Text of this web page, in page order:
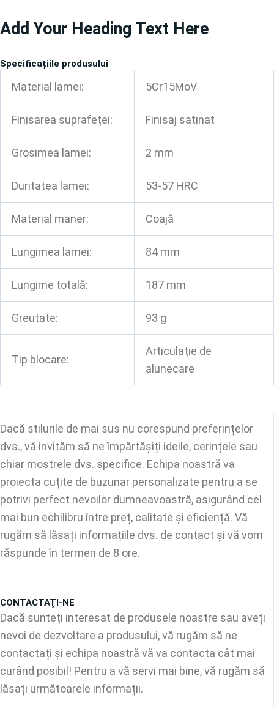
la
Add Your Heading Text Here
Specificațiile produsului
Material lamei: 5Cr15MoV
Finisarea suprafeței: Finisaj satinat
Grosimea lamei: 2 mm
Duritatea lamei: 53-57 HRC
Material maner: Coajă
Lungimea lamei: 84 mm
Lungime totală: 187 mm
Greutate: 93 g
Tip blocare:
Articulație de
alunecare
Dacă stilurile de mai sus nu corespund preferințelor
dvs., vă invităm să ne împărtășiți ideile, cerințele sau
chiar mostrele dvs. specifice. Echipa noastră va
proiecta cuțite de buzunar personalizate pentru a se
potrivi perfect nevoilor dumneavoastră, asigurând cel
mai bun echilibru între preț, calitate și eficiență. Vă
rugăm să lăsați informațiile dvs. de contact și vă vom
răspunde în termen de 8 ore.
CONTACTAŢI-NE
Dacă sunteți interesat de produsele noastre sau aveți
nevoi de dezvoltare a produsului, vă rugăm să ne
contactați și echipa noastră vă va contacta cât mai
curând posibil! Pentru a vă servi mai bine, vă rugăm să
lăsați următoarele informații.